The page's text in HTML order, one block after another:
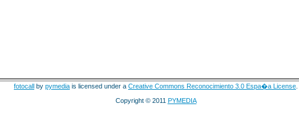
fotocall by pymedia is licensed under a Creative Commons Reconocimiento 3.0 Espa�a License
Copyright © 2011 PYMEDIA